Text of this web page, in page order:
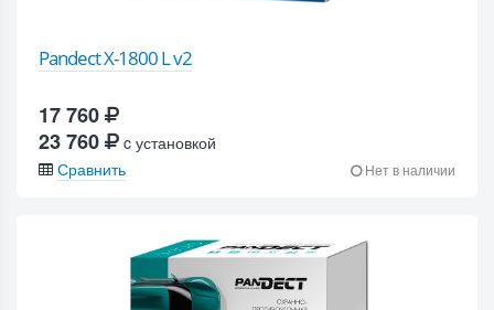
Pandect X-1800 L v2
17 760
23 760
c установкой
Сравнить
Нет в наличии